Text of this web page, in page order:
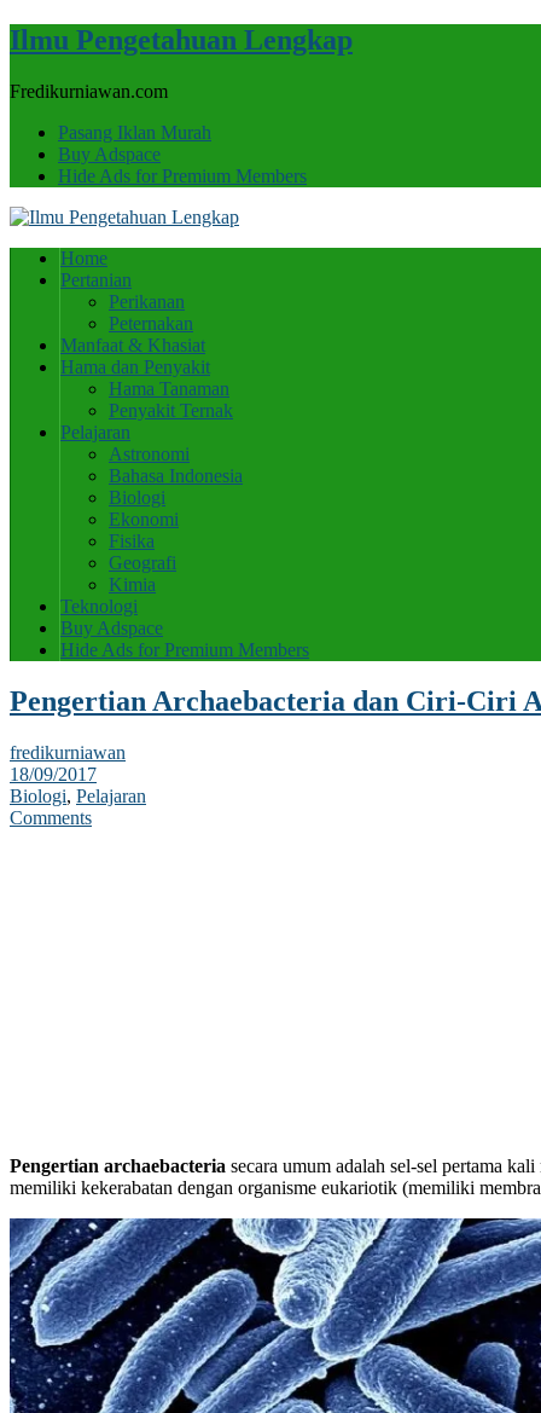
Ilmu Pengetahuan Lengkap
Fredikurniawan.com
Pasang Iklan Murah
Buy Adspace
Hide Ads for Premium Members
Home
Pertanian
Perikanan
Peternakan
Manfaat & Khasiat
Hama dan Penyakit
Hama Tanaman
Penyakit Ternak
Pelajaran
Astronomi
Bahasa Indonesia
Biologi
Ekonomi
Fisika
Geografi
Kimia
Teknologi
Buy Adspace
Hide Ads for Premium Members
Pengertian Archaebacteria dan Ciri-Ciri
fredikurniawan
18/09/2017
Biologi, Pelajaran
Comments
Pengertian archaebacteria secara umum adalah sel-sel pertama
memiliki kekerabatan dengan organisme eukariotik (memiliki